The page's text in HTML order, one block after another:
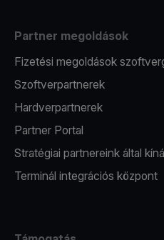
Partner megoldások
Fizetési megoldások
Szoftverpartnerek
Hardverpartnerek
Partner Portal
Stratégiai partnereink által
Terminál integrációs központ